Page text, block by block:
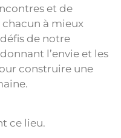
et de
à mieux
de notre
l’envie et les
construire une
ce lieu.